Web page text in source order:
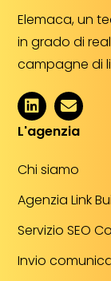
Elemaca, un
in grado di
campagne di
L'agenzia
Chi siamo
Agenzia Link
Servizio SEO
Invio